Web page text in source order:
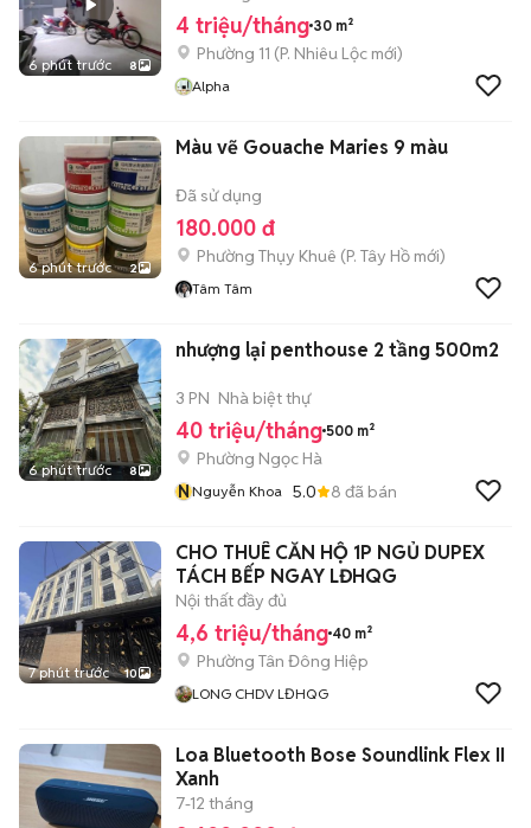
6 phút trước 8
4 triệu/tháng 30 m²
Phường 11 (P. Nhiêu Lộc mới)
Alpha
6 phút trước 2
Màu vẽ Gouache Maries 9 màu
Đã sử dụng
180.000 đ
Phường Thụy Khuê (P. Tây Hồ mới)
Tâm Tâm
6 phút trước 8
nhượng lại penthouse 2 tầng 500m2
3 PN Nhà biệt thự
40 triệu/tháng 500 m²
Phường Ngọc Hà
NNguyễn Khoa 5.0 8 đã bán
7 phút trước 10
CHO THUÊ CĂN HỘ 1P NGỦ DUPEX
TÁCH BẾP NGAY LĐHQG
Nội thất đầy đủ
4,6 triệu/tháng 40 m²
Phường Tân Đông Hiệp
LONG CHDV LĐHQG
Loa Bluetooth Bose Soundlink Flex II
Xanh
7-12 tháng